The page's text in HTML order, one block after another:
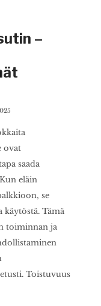
–
ovat
saada
eläin
se
Tämä
toiminnan ja
Toistuvuus